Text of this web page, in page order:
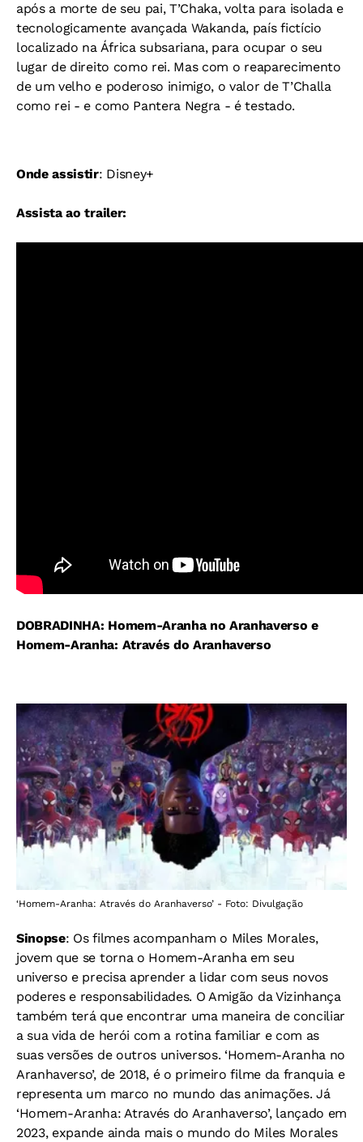
após a morte de seu pai, T’Chaka, volta para isolada e
tecnologicamente avançada Wakanda, país fictício
localizado na África subsariana, para ocupar o seu
lugar de direito como rei. Mas com o reaparecimento
de um velho e poderoso inimigo, o valor de T’Challa
como rei - e como Pantera Negra - é testado.
Onde assistir: Disney+
Assista ao trailer:
DOBRADINHA: Homem-Aranha no Aranhaverso e
Homem-Aranha: Através do Aranhaverso
‘Homem-Aranha: Através do Aranhaverso’ - Foto: Divulgação
Sinopse: Os filmes acompanham o Miles Morales,
jovem que se torna o Homem-Aranha em seu
universo e precisa aprender a lidar com seus novos
poderes e responsabilidades. O Amigão da Vizinhança
também terá que encontrar uma maneira de conciliar
a sua vida de herói com a rotina familiar e com as
suas versões de outros universos. ‘Homem-Aranha no
Aranhaverso’, de 2018, é o primeiro filme da franquia e
representa um marco no mundo das animações. Já
‘Homem-Aranha: Através do Aranhaverso’, lançado em
2023, expande ainda mais o mundo do Miles Morales